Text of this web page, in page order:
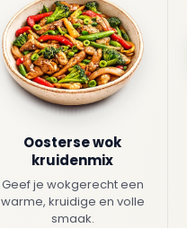
Oosterse wok
kruidenmix
Geef je wokgerecht een
warme, kruidige en volle
smaak.